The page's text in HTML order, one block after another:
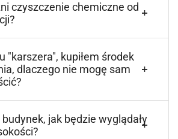
czyszczenie chemiczne od
"karszera", kupiłem środek
dlaczego nie mogę sam
jak będzie wyglądały